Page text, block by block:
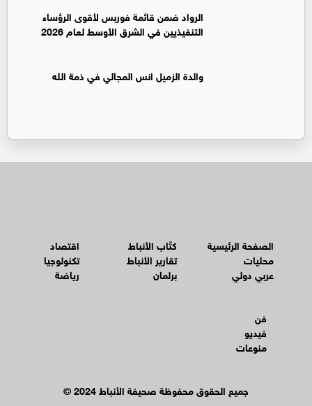
الرواد ضمن قائمة فوربس لأقوى الرؤساء
التنفيذيين في الشرق الأوسط لعام 2026
والدة الزميل انس المجالي في ذمة الله
الصفحة الرئيسية
محليات
عربي دولي
كتّاب الأنباط
تقارير الأنباط
برلمان
اقتصاد
تكنولوجيا
رياضة
فن
فيديو
منوعات
© جميع الحقوق محفوظة صحيفة الأنباط 2024